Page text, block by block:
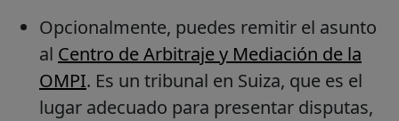
Opcionalmente, puedes remitir el asunto
al Centro de Arbitraje y Mediación de la
OMPI. Es un tribunal en Suiza, que es el
lugar adecuado para presentar disputas,